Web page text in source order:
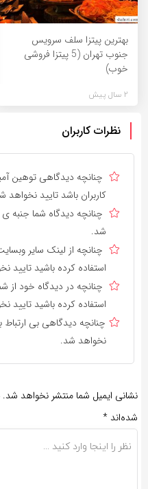
بهترین پیتزا سلف سرویس
جنوب تهران (5 پیتزا فروشی
خوب)
2 سال پیش
نظرات کاربران
چنانچه دیدگاهی توهین
کاربران باشد تایید نخواهد
چنانچه دیدگاه شما جنبه ی
شد.
چنانچه از لینک سایر
استفاده کرده باشید تایید
چنانچه در دیدگاه خود از
استفاده کرده باشید تایید
چنانچه دیدگاهی بی
نخواهد شد.
نشانی ایمیل شما منتشر نخواهد شد.
شده‌اند *